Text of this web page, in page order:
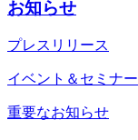
お知らせ
プレスリリース
イベント＆セミナー
重要なお知らせ